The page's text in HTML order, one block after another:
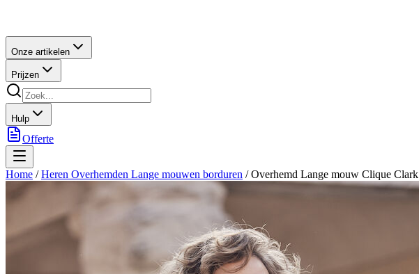
Onze artikelen
Prijzen
Hulp
Offerte
Home / Heren Overhemden Lange mouwen borduren /Overhemd Lange mouw Clique Clark